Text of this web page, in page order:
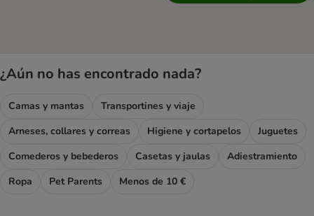
¿Aún no has encontrado nada?
Camas y mantas
Transportines y viaje
Arneses, collares y correas
Higiene y cortapelos
Juguetes
Comederos y bebederos
Casetas y jaulas
Adiestramiento
Ropa
Pet Parents Menos de 10 €